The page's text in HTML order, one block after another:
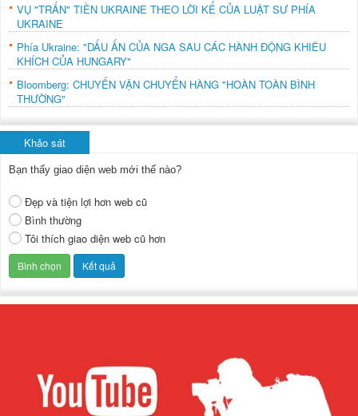
VỤ "TRẤN" TIỀN UKRAINE THEO LỜI KỂ CỦA LUẬT SƯ PHÍA
UKRAINE
Phía Ukraine: "DẤU ẤN CỦA NGA SAU CÁC HÀNH ĐỘNG KHIÊU
KHÍCH CỦA HUNGARY"
Bloomberg: CHUYẾN VẬN CHUYỂN HÀNG "HOÀN TOÀN BÌNH
THƯỜNG"
Khảo sát
Bạn thấy giao diện web mới thế nào?
Đẹp và tiện lợi hơn web cũ
Bình thường
Tôi thích giao diện web cũ hơn